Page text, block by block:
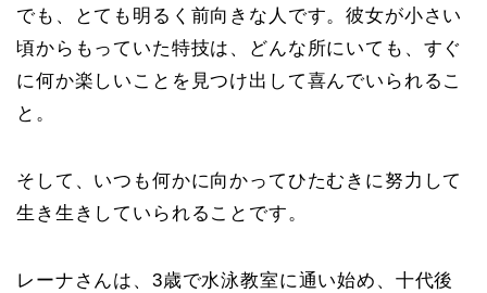
でも、とても明るく前向きな人です。彼女が小さい
頃からもっていた特技は、どんな所にいても、すぐ
に何か楽しいことを見つけ出して喜んでいられるこ
と。
そして、いつも何かに向かってひたむきに努力して
生き生きしていられることです。
レーナさんは、3歳で水泳教室に通い始め、十代後